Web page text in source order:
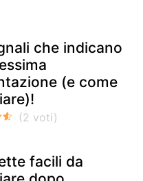
che indicano
(e come
facili da